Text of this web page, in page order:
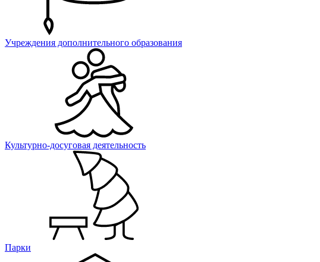
Учреждения дополнительного образования
Культурно-досуговая деятельность
Парки